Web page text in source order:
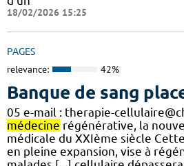
18/02/2026 15:25
PAGES
relevance: 42%
Banque de sang
05 e-mail : therapie-
médecine régénérative, la
médicale du XXIème siècle
en pleine expansion, vise à